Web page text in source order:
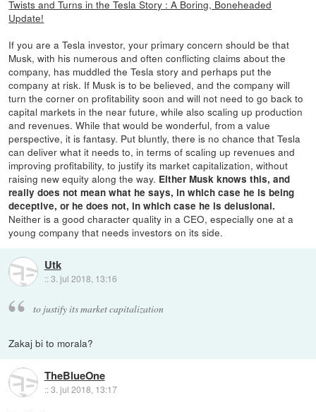
Twists and Turns in the Tesla Story : A Boring, Boneheaded
Update!
If you are a Tesla investor, your primary concern should be that
Musk, with his numerous and often conflicting claims about the
company, has muddled the Tesla story and perhaps put the
company at risk. If Musk is to be believed, and the company will
turn the corner on profitability soon and will not need to go back to
capital markets in the near future, while also scaling up production
and revenues. While that would be wonderful, from a value
perspective, it is fantasy. Put bluntly, there is no chance that Tesla
can deliver what it needs to, in terms of scaling up revenues and
improving profitability, to justify its market capitalization, without
raising new equity along the way. Either Musk knows this, and
really does not mean what he says, in which case he is being
deceptive, or he does not, in which case he is delusional.
Neither is a good character quality in a CEO, especially one at a
young company that needs investors on its side.
Utk
::3. jul 2018, 13:16
to justify its market capitalization
Zakaj bi to morala?
TheBlueOne
::3. jul 2018, 13:17